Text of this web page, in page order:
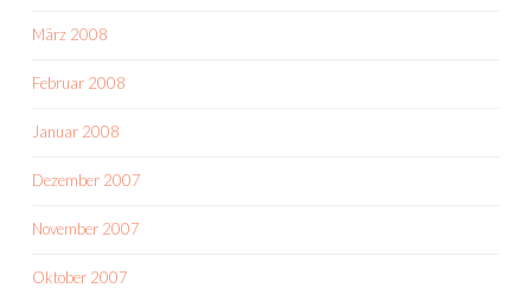
März 2008
Februar 2008
Januar 2008
Dezember 2007
November 2007
Oktober 2007